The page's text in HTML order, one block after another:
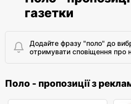
газетки
Додайте фразу "поло" до
отримувати сповіщення про
Поло - пропозиції з